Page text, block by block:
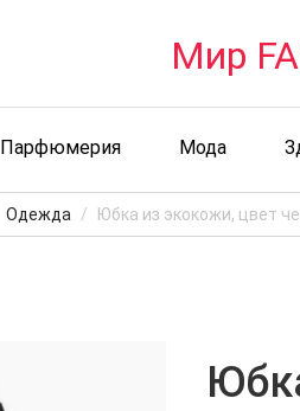
Мир
Парфюмерия Мода
Одежда Юбка из экокожи, цвет